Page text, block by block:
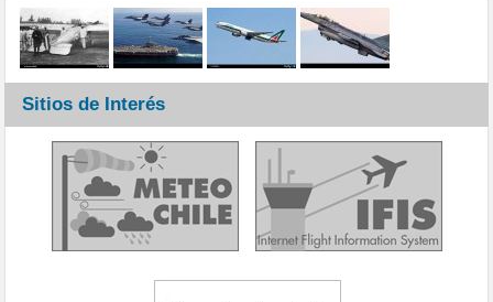
Sitios de Interés